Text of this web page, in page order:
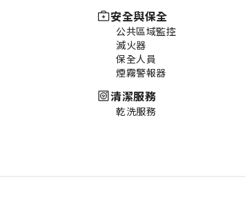
安全與保全
公共區域監控
滅火器
保全人員
煙霧警報器
清潔服務
乾洗服務